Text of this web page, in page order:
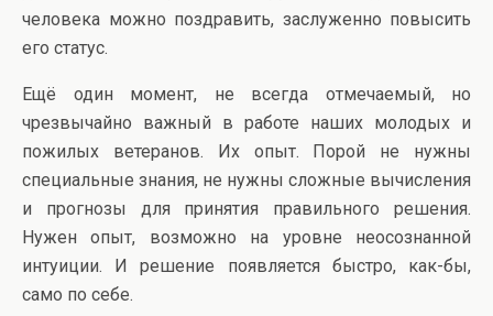
человека можно поздравить, заслуженно повысить
его статус.
Ещё один момент, не всегда отмечаемый, но
чрезвычайно важный в работе наших молодых и
пожилых ветеранов. Их опыт. Порой не нужны
специальные знания, не нужны сложные вычисления
и прогнозы для принятия правильного решения.
Нужен опыт, возможно на уровне неосознанной
интуиции. И решение появляется быстро, как-бы,
само по себе.